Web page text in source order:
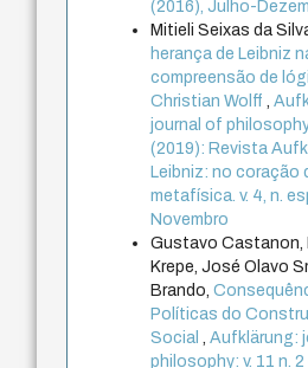
(2016), Julho-
Mitieli Seixas da
herança de Leibniz
compreensão de
Christian Wolff
,
journal of
(2019): Revista
Leibniz: no coração
metafísica. v. 4, n.
Novembro
Gustavo Castanon,
Krepe, José Olavo
Brando,
Políticas do
Social
,Aufklärung:
philosophy: v. 11 n.